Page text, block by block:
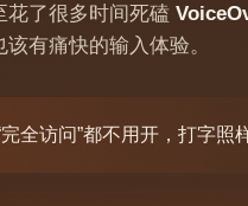
花了很多时间死磕
该有痛快的输入体验。
完全访问”都不用开，打字照